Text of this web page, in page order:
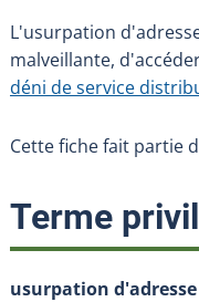
L'usurpation
malveillante,
déni de service
Cette fiche fait partie
Terme
usurpation d'adresse